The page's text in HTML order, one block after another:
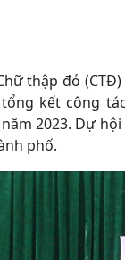
thập đỏ
kết công
2023. Dự
phố.